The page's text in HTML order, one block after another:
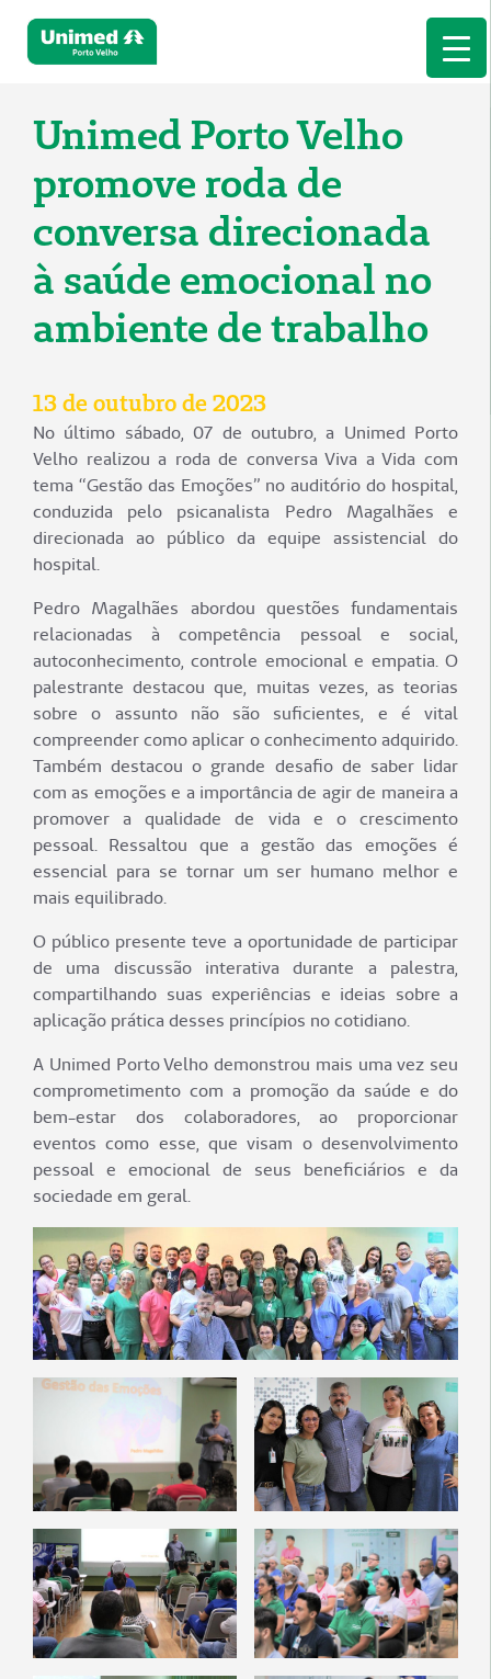
Unimed Porto Velho
promove roda de
conversa direcionada
à saúde emocional no
ambiente de trabalho
13 de outubro de 2023
No último sábado, 07 de outubro, a Unimed Porto
Velho realizou a roda de conversa Viva a Vida com
tema “Gestão das Emoções” no auditório do hospital,
conduzida pelo psicanalista Pedro Magalhães e
direcionada ao público da equipe assistencial do
hospital.
Pedro Magalhães abordou questões fundamentais
relacionadas à competência pessoal e social,
autoconhecimento, controle emocional e empatia. O
palestrante destacou que, muitas vezes, as teorias
sobre o assunto não são suficientes, e é vital
compreender como aplicar o conhecimento adquirido.
Também destacou o grande desafio de saber lidar
com as emoções e a importância de agir de maneira a
promover a qualidade de vida e o crescimento
pessoal. Ressaltou que a gestão das emoções é
essencial para se tornar um ser humano melhor e
mais equilibrado.
O público presente teve a oportunidade de participar
de uma discussão interativa durante a palestra,
compartilhando suas experiências e ideias sobre a
aplicação prática desses princípios no cotidiano.
A Unimed Porto Velho demonstrou mais uma vez seu
comprometimento com a promoção da saúde e do
bem-estar dos colaboradores, ao proporcionar
eventos como esse, que visam o desenvolvimento
pessoal e emocional de seus beneficiários e da
sociedade em geral.